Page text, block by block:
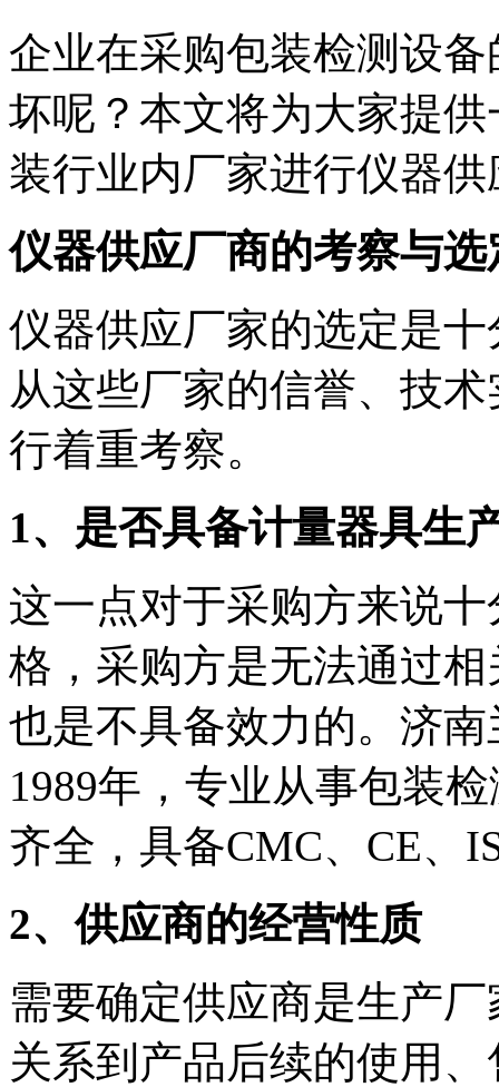
企业在采购包装检测设
坏呢？本文将为大家提
装行业内厂家进行仪器
仪器供应厂商的考察与选
仪器供应厂家的选定是
从这些厂家的信誉、技
行着重考察。
1、是否具备计量器具生
这一点对于采购方来说
格，采购方是无法通过
也是不具备效力的。济
1989年，专业从事包装
齐全，具备CMC、CE、
2、供应商的经营性质
需要确定供应商是生产
关系到产品后续的使用